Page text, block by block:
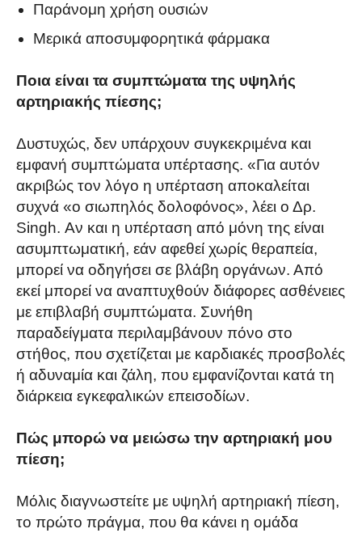
Παράνομη χρήση ουσιών
Μερικά αποσυμφορητικά φάρμακα
Ποια είναι τα συμπτώματα της υψηλής
αρτηριακής πίεσης;
Δυστυχώς, δεν υπάρχουν συγκεκριμένα και
εμφανή συμπτώματα υπέρτασης. «Για αυτόν
ακριβώς τον λόγο η υπέρταση αποκαλείται
συχνά «ο σιωπηλός δολοφόνος», λέει ο Δρ.
Singh. Αν και η υπέρταση από μόνη της είναι
ασυμπτωματική, εάν αφεθεί χωρίς θεραπεία,
μπορεί να οδηγήσει σε βλάβη οργάνων. Από
εκεί μπορεί να αναπτυχθούν διάφορες ασθένειες
με επιβλαβή συμπτώματα. Συνήθη
παραδείγματα περιλαμβάνουν πόνο στο
στήθος, που σχετίζεται με καρδιακές προσβολές
ή αδυναμία και ζάλη, που εμφανίζονται κατά τη
διάρκεια εγκεφαλικών επεισοδίων.
Πώς μπορώ να μειώσω την αρτηριακή μου
πίεση;
Μόλις διαγνωστείτε με υψηλή αρτηριακή πίεση,
το πρώτο πράγμα, που θα κάνει η ομάδα